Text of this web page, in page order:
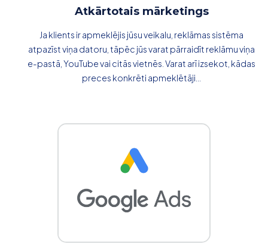
Atkārtotais mārketings
Ja klients ir apmeklējis jūsu veikalu, reklāmas sistēma
atpazīst viņa datoru, tāpēc jūs varat pārraidīt reklāmu viņa
e-pastā, YouTube vai citās vietnēs. Varat arī izsekot, kādas
preces konkrēti apmeklētāji...